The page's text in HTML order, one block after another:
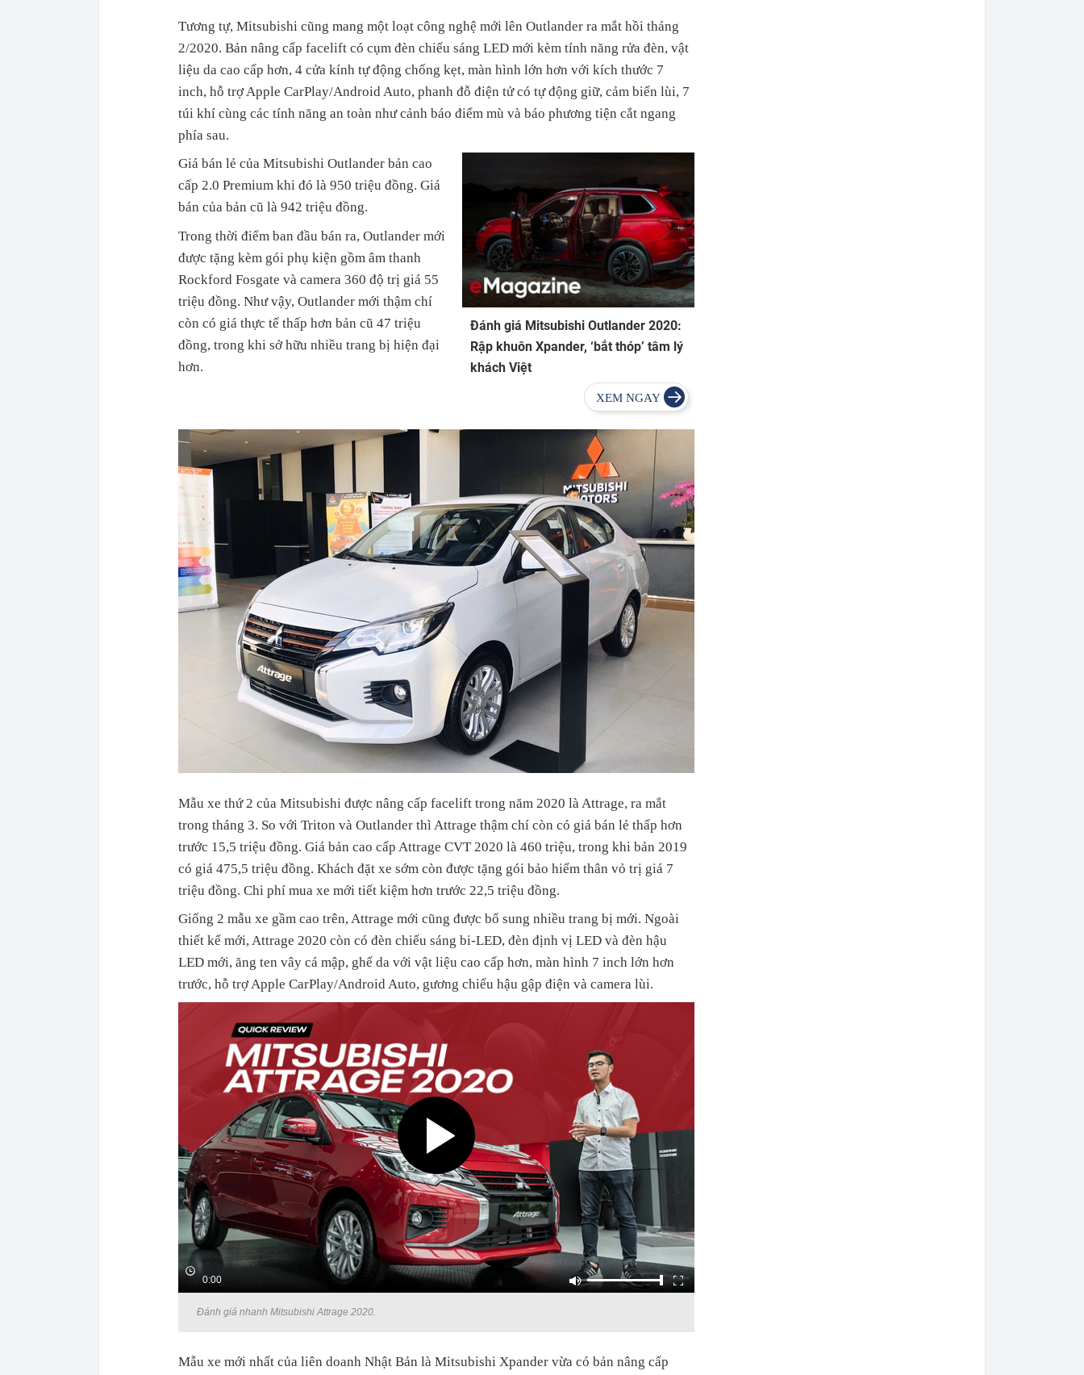
Tương tự, Mitsubishi cũng mang một loạt công nghệ mới lên Outlander ra mắt hồi tháng
2/2020. Bản nâng cấp facelift có cụm đèn chiếu sáng LED mới kèm tính năng rửa đèn, vật
liệu da cao cấp hơn, 4 cửa kính tự động chống kẹt, màn hình lớn hơn với kích thước 7
inch, hỗ trợ Apple CarPlay/Android Auto, phanh đỗ điện tử có tự động giữ, cảm biến lùi, 7
túi khí cùng các tính năng an toàn như cảnh báo điểm mù và báo phương tiện cắt ngang
phía sau.
Đánh giá Mitsubishi Outlander 2020:
Rập khuôn Xpander, ‘bắt thóp’ tâm lý
khách Việt
Giá bán lẻ của Mitsubishi Outlander bản cao
cấp 2.0 Premium khi đó là 950 triệu đồng. Giá
bán của bản cũ là 942 triệu đồng.
Trong thời điểm ban đầu bán ra, Outlander mới
được tặng kèm gói phụ kiện gồm âm thanh
Rockford Fosgate và camera 360 độ trị giá 55
triệu đồng. Như vậy, Outlander mới thậm chí
còn có giá thực tế thấp hơn bản cũ 47 triệu
đồng, trong khi sở hữu nhiều trang bị hiện đại
hơn.
Mẫu xe thứ 2 của Mitsubishi được nâng cấp facelift trong năm 2020 là Attrage, ra mắt
trong tháng 3. So với Triton và Outlander thì Attrage thậm chí còn có giá bán lẻ thấp hơn
trước 15,5 triệu đồng. Giá bản cao cấp Attrage CVT 2020 là 460 triệu, trong khi bản 2019
có giá 475,5 triệu đồng. Khách đặt xe sớm còn được tặng gói bảo hiểm thân vỏ trị giá 7
triệu đồng. Chi phí mua xe mới tiết kiệm hơn trước 22,5 triệu đồng.
Giống 2 mẫu xe gầm cao trên, Attrage mới cũng được bổ sung nhiều trang bị mới. Ngoài
thiết kế mới, Attrage 2020 còn có đèn chiếu sáng bi-LED, đèn định vị LED và đèn hậu
LED mới, ăng ten vây cá mập, ghế da với vật liệu cao cấp hơn, màn hình 7 inch lớn hơn
trước, hỗ trợ Apple CarPlay/Android Auto, gương chiếu hậu gập điện và camera lùi.
0:00
Đánh giá nhanh Mitsubishi Attrage 2020.
Mẫu xe mới nhất của liên doanh Nhật Bản là Mitsubishi Xpander vừa có bản nâng cấp